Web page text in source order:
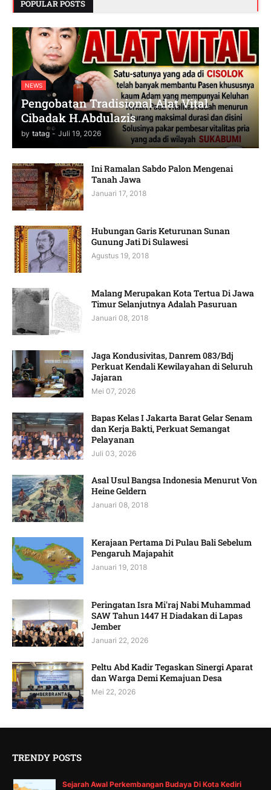
POPULAR POSTS
NEWS
Pengobatan Tradisional Alat Vital
Cibadak H.Abdulazis
by tatag - Juli 19, 2026
Ini Ramalan Sabdo Palon Mengenai
Tanah Jawa
Januari 17, 2018
Hubungan Garis Keturunan Sunan
Gunung Jati Di Sulawesi
Agustus 19, 2018
Malang Merupakan Kota Tertua Di Jawa
Timur Selanjutnya Adalah Pasuruan
Januari 08, 2018
Jaga Kondusivitas, Danrem 083/Bdj
Perkuat Kendali Kewilayahan di Seluruh
Jajaran
Mei 07, 2026
Bapas Kelas I Jakarta Barat Gelar Senam
dan Kerja Bakti, Perkuat Semangat
Pelayanan
Juli 03, 2026
Asal Usul Bangsa Indonesia Menurut Von
Heine Geldern
Januari 08, 2018
Kerajaan Pertama Di Pulau Bali Sebelum
Pengaruh Majapahit
Januari 19, 2018
Peringatan Isra Mi'raj Nabi Muhammad
SAW Tahun 1447 H Diadakan di Lapas
Jember
Januari 22, 2026
Peltu Abd Kadir Tegaskan Sinergi Aparat
dan Warga Demi Kemajuan Desa
Mei 22, 2026
TRENDY POSTS
Sejarah Awal Perkembangan Budaya Di Kota Kediri